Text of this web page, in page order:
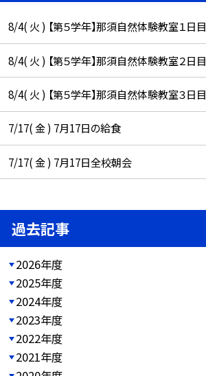
8/4( 火 ) 【第５学年】那須自然体験教室１日目
8/4( 火 ) 【第５学年】那須自然体験教室２日目
8/4( 火 ) 【第５学年】那須自然体験教室３日目
7/17( 金 ) 7月17日の給食
7/17( 金 ) 7月17日全校朝会
過去記事
2026年度
2025年度
2024年度
2023年度
2022年度
2021年度